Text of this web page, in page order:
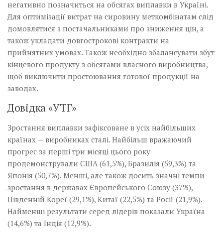
негативно позначиться на обсягах виплавки в Україні.
Для оптимізації витрат на сировину меткомбінатам слід
домовлятися з постачальниками про зниження цін, а
також укладати довгострокові контракти на
прийнятних умовах. Також необхідно збалансувати збут
кінцевого продукту з обсягами власного виробництва,
щоб виключити простоювання готової продукції на
заводах.
Довідка «УТГ»
Зростання виплавки зафіксоване в усіх найбільших
країнах — виробниках сталі. Найбільш вражаючий
прогрес за перші три місяці цього року
продемонстрували США (61,5%), Бразилія (59,3%) та
Японія (50,7%). Менші, але також досить значні темпи
зростання в державах Європейського Союзу (37%),
Південній Кореї (29,1%), Китаї (22,5%) та Росії (21,9%).
Найменші результати серед лідерів показали Україна
(14,6%) та Індія (12,9%).